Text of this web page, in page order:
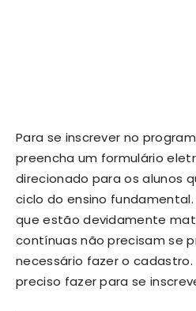
Para se inscrever no
preencha um formulário
direcionado para os alunos
ciclo do ensino
que estão devidamente
contínuas não precisam se
necessário fazer o cadastro.
preciso fazer para se